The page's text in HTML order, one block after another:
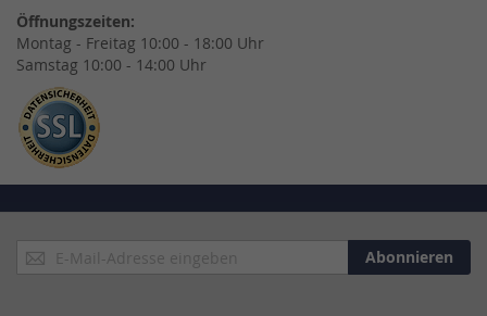
Öffnungszeiten:
Montag - Freitag 10:00 - 18:00 Uhr
Samstag 10:00 - 14:00 Uhr
Anmeldung
zum
Abonnieren